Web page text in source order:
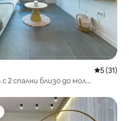
Средна
5 (31)
спални близо до мол
гостите